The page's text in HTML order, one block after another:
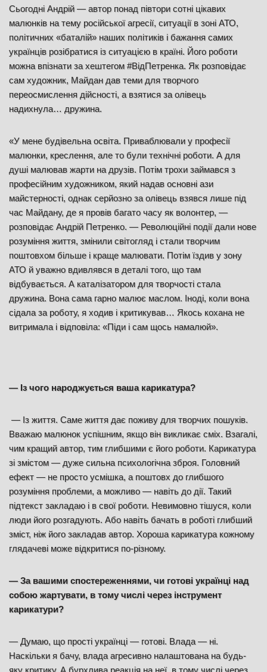
Сьогодні Андрій — автор понад півтори сотні цікавих
малюнків на тему російської агресії, ситуації в зоні АТО,
політичних «баталій» наших політиків і бажання самих
українців розібратися із ситуацією в країні. Його роботи
можна впізнати за хештегом #ВідПетренка. Як розповідає
сам художник, Майдан дав теми для творчого
переосмислення дійсності, а взятися за олівець
надихнула… дружина.
«У мене будівельна освіта. Приваблювали у професії
малюнки, креслення, але то були технічні роботи. А для
душі малював жарти на друзів. Потім трохи займався з
професійним художником, який надав основні ази
майстерності, однак серйозно за олівець взявся лише під
час Майдану, де я провів багато часу як волонтер, —
розповідає Андрій Петренко. — Революційні події дали нове
розуміння життя, змінили світогляд і стали творчим
поштовхом більше і краще малювати. Потім їздив у зону
АТО й уважно вдивлявся в деталі того, що там
відбувається. А каталізатором для творчості стала
дружина. Вона сама гарно малює маслом. Іноді, коли вона
сідала за роботу, я ходив і критикував… Якось кохана не
витримала і відповіла: «Піди і сам щось намалюй».
— Із чого народжується ваша карикатура?
— Із життя. Саме життя дає поживу для творчих пошуків.
Вважаю малюнок успішним, якщо він викликає сміх. Взагалі,
чим кращий автор, тим глибшими є його роботи. Карикатура
зі змістом — дуже сильна психологічна зброя. Головний
ефект — не просто усмішка, а поштовх до глибшого
розуміння проблеми, а можливо — навіть до дії. Такий
підтекст закладаю і в свої роботи. Невимовно тішуся, коли
люди його розгадують. Або навіть бачать в роботі глибший
зміст, ніж його закладав автор. Хороша карикатура кожному
глядачеві може відкритися по-різному.
— За вашими спостереженнями, чи готові українці над
собою жартувати, в тому числі через інструмент
карикатури?
— Думаю, що прості українці — готові. Влада — ні.
Наскільки я бачу, влада агресивно налаштована на будь-
яку критику. А бурхлива реакція на неї, в тому числі через